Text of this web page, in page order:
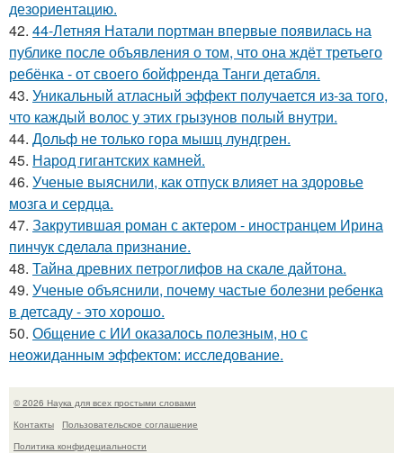
дезориентацию.
42. 44-Летняя Натали портман впервые появилась на
публике после объявления о том, что она ждёт третьего
ребёнка - от своего бойфренда Танги детабля.
43. Уникальный атласный эффект получается из-за того,
что каждый волос у этих грызунов полый внутри.
44. Дольф не только гора мышц лундгрен.
45. Народ гигантских камней.
46. Ученые выяснили, как отпуск влияет на здоровье
мозга и сердца.
47. Закрутившая роман с актером - иностранцем Ирина
пинчук сделала признание.
48. Тайна древних петроглифов на скале дайтона.
49. Ученые объяснили, почему частые болезни ребенка
в детсаду - это хорошо.
50. Общение с ИИ оказалось полезным, но с
неожиданным эффектом: исследование.
© 2026 Наука для всех простыми словами
Контакты
Пользовательское соглашение
Политика конфидециальности